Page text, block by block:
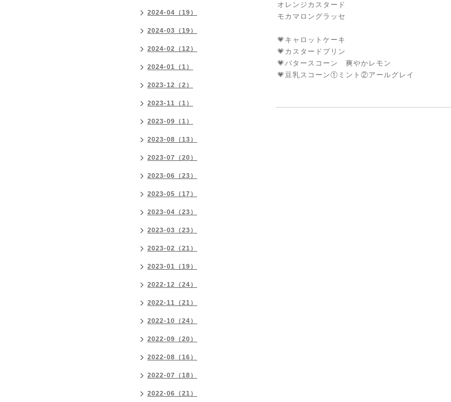
オレンジカスタード
モカマロングラッセ
💗キャロットケーキ
💗カスタードプリン
💗バタースコーン 爽やかレモン
💗豆乳スコーン①ミント②アールグレイ
2024-04（19）
2024-03（19）
2024-02（12）
2024-01（1）
2023-12（2）
2023-11（1）
2023-09（1）
2023-08（13）
2023-07（20）
2023-06（23）
2023-05（17）
2023-04（23）
2023-03（23）
2023-02（21）
2023-01（19）
2022-12（24）
2022-11（21）
2022-10（24）
2022-09（20）
2022-08（16）
2022-07（18）
2022-06（21）